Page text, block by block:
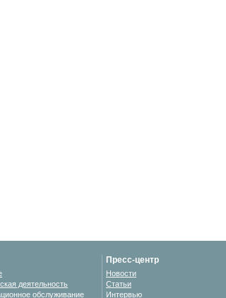
деятельность
обслуживание
Пресс-центр
Новости
Статьи
Интервью